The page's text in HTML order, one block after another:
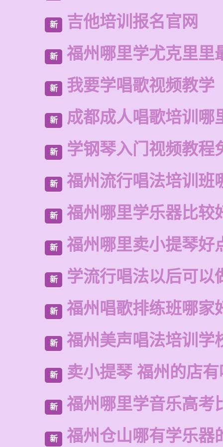
新 吉他培训报名官网
新 福州哪里学尤克里里
新 我要学唱歌视频教学
新 成都成人唱歌培训哪
新 学钢琴入门视频教程
新 福州流行唱法培训班
新 福州哪里学乐器比较
新 福州哪里卖小提琴好
新 学流行唱法以后可以
新 福州唱歌排练班哪家
新 福州美声唱法培训学
新 卖小提琴 福州的店
新 福州哪里学音乐高考
新 福州仓山哪有学乐器